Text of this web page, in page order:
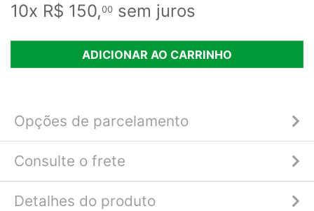
10x R$ 150,00 sem juros
ADICIONAR AO CARRINHO
Opções de parcelamento
Consulte o frete
Detalhes do produto